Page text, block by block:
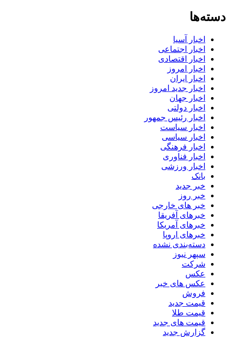
دسته‌ها
اخبار آسیا
اخبار اجتماعی
اخبار اقتصادی
اخبار امروز
اخبار ایران
اخبار جدید امروز
اخبار جهان
اخبار دولتی
اخبار رئیس جمهور
اخبار سیاست
اخبار سیاسی
اخبار فرهنگی
اخبار فناوری
اخبار ورزشی
بانک
خبر جدید
خبر روز
خبر های خارجی
خبرهای آفریقا
خبرهای آمریکا
خبرهای اروپا
دسته‌بندی نشده
سپهر نیوز
شرکت
عکس
عکس های خبر
فروش
قیمت جدید
قیمت طلا
قیمت های جدید
گزارش جدید